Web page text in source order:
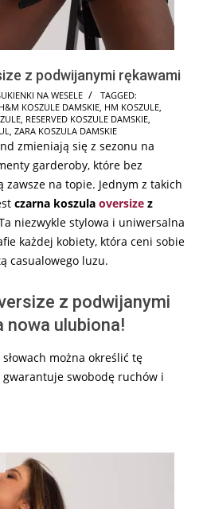
z podwijanymi rękawami
NA WESELE
TAGGED:
H&M KOSZULE DAMSKIE, HM KOSZULE,
, RESERVED KOSZULE DAMSKIE,
, ZARA KOSZULA DAMSKIE
zmieniają się z sezonu na
garderoby, które bez
zawsze na topie. Jednym z takich
czarna koszula oversize z
niezwykle stylowa i uniwersalna
każdej kobiety, która ceni sobie
casualowego luzu.
z podwijanymi
nowa ulubiona!
można określić tę
gwarantuje swobodę ruchów i